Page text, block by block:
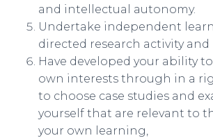
and intellectual autonomy.
U ndertake independent
directed research activity
Have developed your ability
own interests through in a
to choose case studies and
yourself that are relevant to
your own learning,